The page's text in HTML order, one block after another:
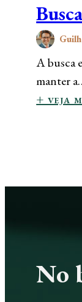
A busca
manter
+ veja
No